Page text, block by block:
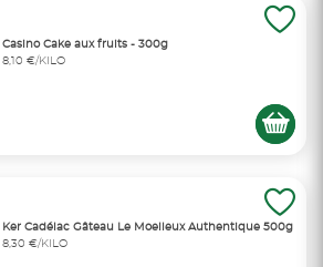
Casino Cake aux fruits - 300g
8,10 €/KILO
Ker Cadélac Gâteau Le Moelleux Authentique 500g
8,30 €/KILO